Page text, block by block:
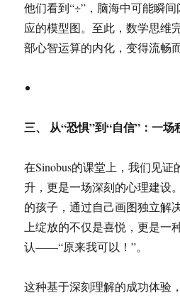
他们看到“÷”，脑海中可能瞬
应的模型图。至此，数学思维
部心智运算的内化，变得流畅
三、 从“恐惧”到“自信”：一场
在Sinobus的课堂上，我们见
升，更是一场深刻的心理建设
的孩子，通过自己画图独立解
上绽放的不仅是喜悦，更是一
认——“原来我可以！”。
这种基于深刻理解的成功体验